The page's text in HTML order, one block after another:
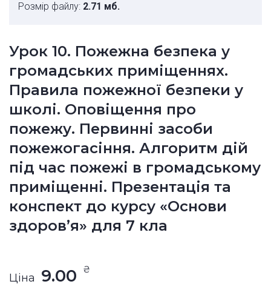
Розмір файлу: 2.71 мб.
Урок 10. Пожежна безпека у
громадських приміщеннях.
Правила пожежної безпеки у
школі. Оповіщення про
пожежу. Первинні засоби
пожежогасіння. Алгоритм дій
під час пожежі в громадському
приміщенні. Презентація та
конспект до курсу «Основи
здоров’я» для 7 кла
Ціна 9.00 ₴